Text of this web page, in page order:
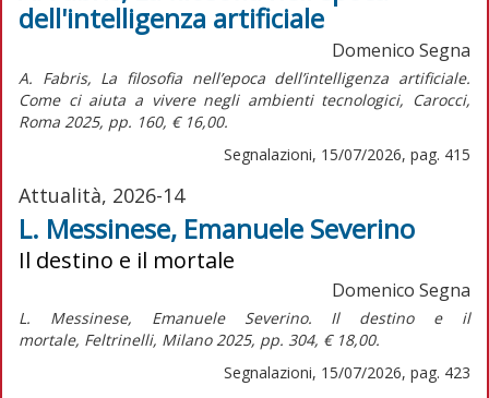
dell'intelligenza artificiale
Domenico Segna
A. Fabris, La filosofia nell’epoca dell’intelligenza artificiale.
Come ci aiuta a vivere negli ambienti tecnologici, Carocci,
Roma 2025, pp. 160, € 16,00.
Segnalazioni, 15/07/2026, pag. 415
Attualità, 2026-14
L. Messinese, Emanuele Severino
Il destino e il mortale
Domenico Segna
L. Messinese, Emanuele Severino. Il destino e il
mortale, Feltrinelli, Milano 2025, pp. 304, € 18,00.
Segnalazioni, 15/07/2026, pag. 423